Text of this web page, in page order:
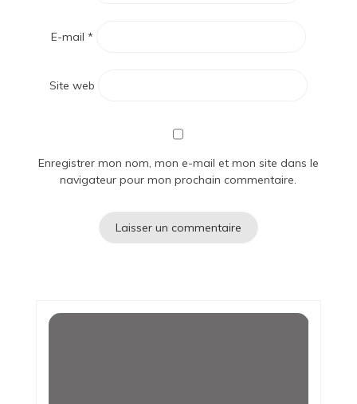
E-mail *
Site web
Enregistrer mon nom, mon e-mail et mon site dans le
navigateur pour mon prochain commentaire.